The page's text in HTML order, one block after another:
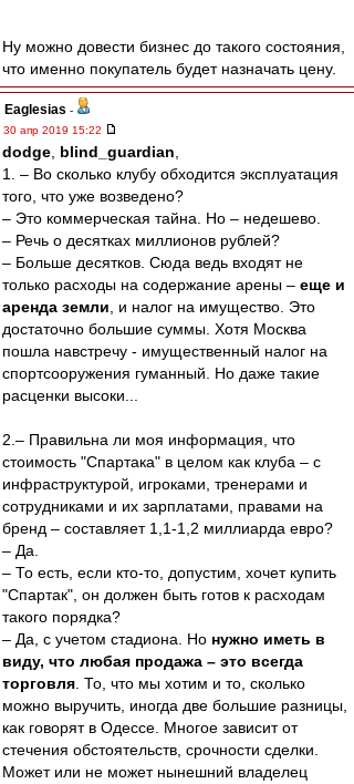
Ну можно довести бизнес до такого состояния,
что именно покупатель будет назначать цену.
Eaglesias -
30 апр 2019 15:22
dodge blind_guardian
1. – Во сколько клубу обходится эксплуатация
того, что уже возведено?
– Это коммерческая тайна. Но – недешево.
– Речь о десятках миллионов рублей?
– Больше десятков. Сюда ведь входят не
только расходы на содержание арены – еще и
аренда земли , и налог на имущество. Это
достаточно большие суммы. Хотя Москва
пошла навстречу - имущественный налог на
спортсооружения гуманный. Но даже такие
расценки высоки...
2.– Правильна ли моя информация, что
стоимость "Спартака" в целом как клуба – с
инфраструктурой, игроками, тренерами и
сотрудниками и их зарплатами, правами на
бренд – составляет 1,1-1,2 миллиарда евро?
– Да.
– То есть, если кто-то, допустим, хочет купить
"Спартак", он должен быть готов к расходам
такого порядка?
– Да, с учетом стадиона. Но нужно иметь в
виду, что любая продажа – это всегда
торговля . То, что мы хотим и то, сколько
можно выручить, иногда две большие разницы,
как говорят в Одессе. Многое зависит от
стечения обстоятельств, срочности сделки.
Может или не может нынешний владелец